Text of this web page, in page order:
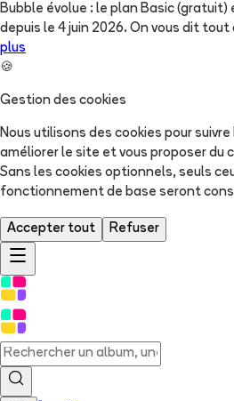
Bubble évolue : le plan Basic
depuis le 4 juin 2026. On vous dit
plus
🍪
Gestion des cookies
Nous utilisons des cookies pour
améliorer le site et vous proposer du
Sans les cookies optionnels, seuls
fonctionnement de base seront
Accepter tout Refuser